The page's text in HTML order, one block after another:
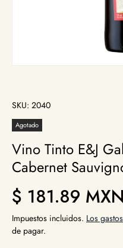
SKU: 2040
Agotado
Vino Tinto E&J
Cabernet
Precio normal
$ 181.89 MXN
Impuestos incluidos. Los
de pagar.